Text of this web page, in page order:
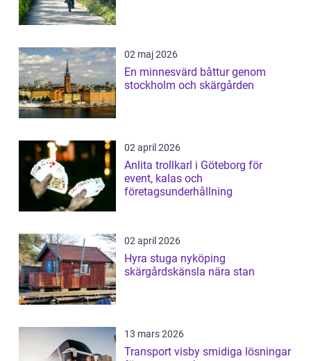
02 maj 2026
En minnesvärd båttur genom
stockholm och skärgården
02 april 2026
Anlita trollkarl i Göteborg för
event, kalas och
företagsunderhållning
02 april 2026
Hyra stuga nyköping
skärgårdskänsla nära stan
13 mars 2026
Transport visby smidiga lösningar